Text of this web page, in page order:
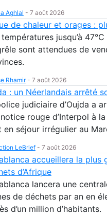
Aghlal - 7 août 2026
de chaleur et orages :
températures jusqu’à
sont attendues de
Rhamir- 7 août 2026
: un Néerlandais arrêté
judiciaire d’Oujda a
rouge d’Interpol à
en séjour irrégulier au
LeBrief- 7 août 2026
accueillera la
d’Afrique
lancera une
de déchets par an en
d’un million d’habitants.